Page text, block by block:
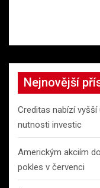
Nejnovější
Creditas nabízí
nutnosti investic
Americkým akciím
pokles v červenci